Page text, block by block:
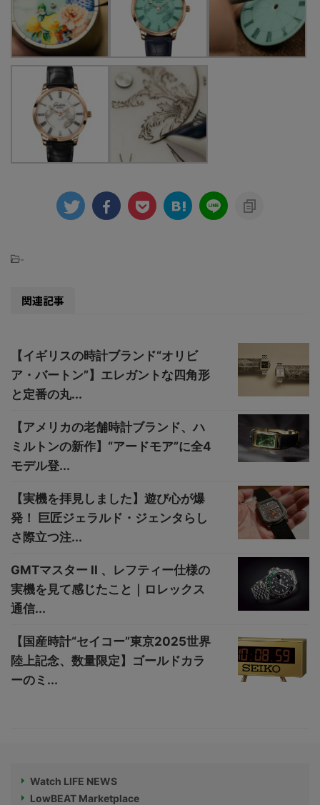
-
関連記事
【イギリスの時計ブランド“オリビ
ア・バートン”】エレガントな四角形
と定番の丸...
【アメリカの老舗時計ブランド、ハ
ミルトンの新作】“アードモア”に全4
モデル登...
【実機を拝見しました】遊び心が爆
発！ 巨匠ジェラルド・ジェンタらし
さ際立つ注...
GMTマスター II 、レフティー仕様の
実機を見て感じたこと｜ロレックス
通信...
【国産時計“セイコー”東京2025世界
陸上記念、数量限定】ゴールドカラ
ーのミ...
Watch LIFE NEWS
LowBEAT Marketplace